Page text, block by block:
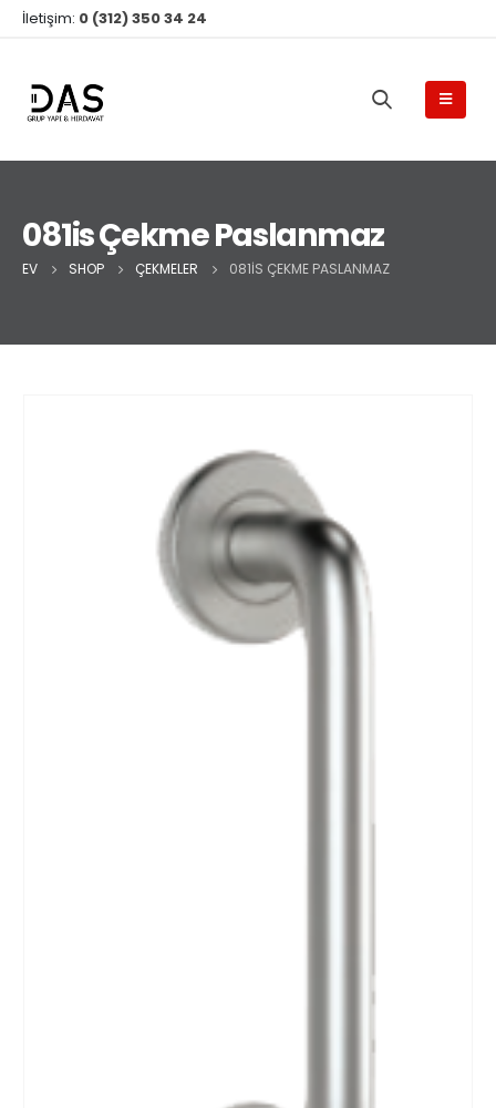
İletişim: 0 (312) 350 34 24
081is Çekme Paslanmaz
EV SHOP ÇEKMELER 081IS ÇEKME PASLANMAZ